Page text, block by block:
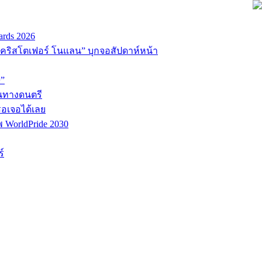
2026
คริสโตเฟอร์ โนแลน” บุกจอสัปดาห์หน้า
ทางดนตรี
จอได้เลย
2030